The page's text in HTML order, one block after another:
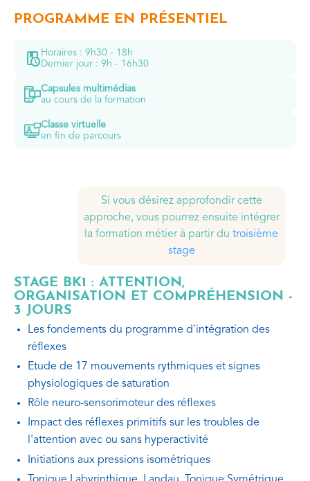
PROGRAMME EN PRÉSENTIEL
Horaires : 9h30 - 18h
Dernier jour : 9h - 16h30
Capsules multimédias
au cours de la formation
Classe virtuelle
en fin de parcours
Si vous désirez approfondir cette
approche, vous pourrez ensuite intégrer
la formation métier à partir du troisième
stage
STAGE BK1 : ATTENTION,
ORGANISATION ET COMPRÉHENSION -
3 JOURS
Les fondements du programme d'intégration des
réflexes
Etude de 17 mouvements rythmiques et signes
physiologiques de saturation
Rôle neuro-sensorimoteur des réflexes
Impact des réflexes primitifs sur les troubles de
l'attention avec ou sans hyperactivité
Initiations aux pressions isométriques